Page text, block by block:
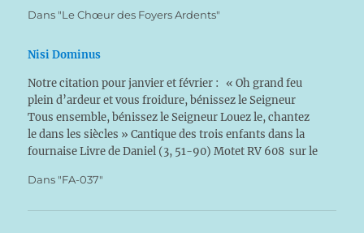
Dans "Le Chœur des Foyers Ardents"
Nisi Dominus
Notre citation pour janvier et février : « Oh grand feu
plein d’ardeur et vous froidure, bénissez le Seigneur
Tous ensemble, bénissez le Seigneur Louez le, chantez
le dans les siècles » Cantique des trois enfants dans la
fournaise Livre de Daniel (3, 51-90) Motet RV 608 sur le
Dans "FA-037"